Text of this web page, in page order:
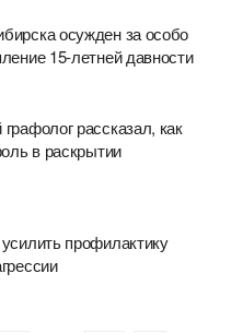
осужден за особо
15-летней давности
рассказал, как
в раскрытии
профилактику